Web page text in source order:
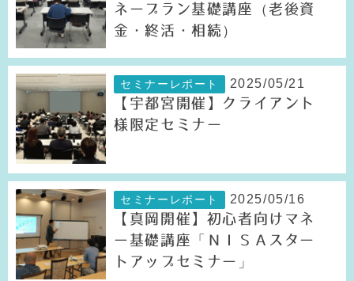
ネープラン基礎講座（老後資
金・終活・相続）
セミナーレポート 2025/05/21
【宇都宮開催】クライアント
様限定セミナー
セミナーレポート 2025/05/16
【真岡開催】初心者向けマネ
ー基礎講座「ＮＩＳＡスター
トアップセミナー」